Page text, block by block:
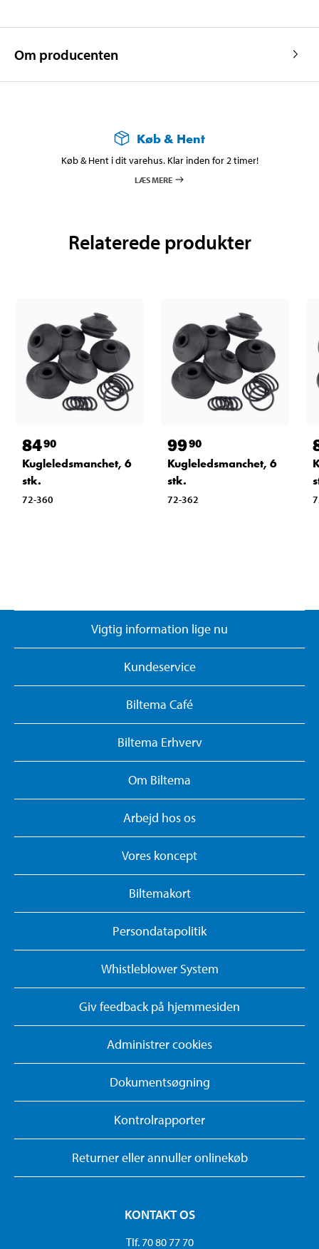
Om producenten
Køb & Hent
Køb & Hent i dit varehus. Klar inden for 2 timer!
LÆS MERE
Relaterede produkter
8490
Kugleledsmanchet, 6
stk.
72-360
9990
Kugleledsmanchet, 6
stk.
72-362
Vigtig information lige nu
Kundeservice
Biltema Café
Biltema Erhverv
Om Biltema
Arbejd hos os
Vores koncept
Biltemakort
Persondatapolitik
Whistleblower System
Giv feedback på hjemmesiden
Administrer cookies
Dokumentsøgning
Kontrolrapporter
Returner eller annuller onlinekøb
KONTAKT OS
Tlf. 70 80 77 70